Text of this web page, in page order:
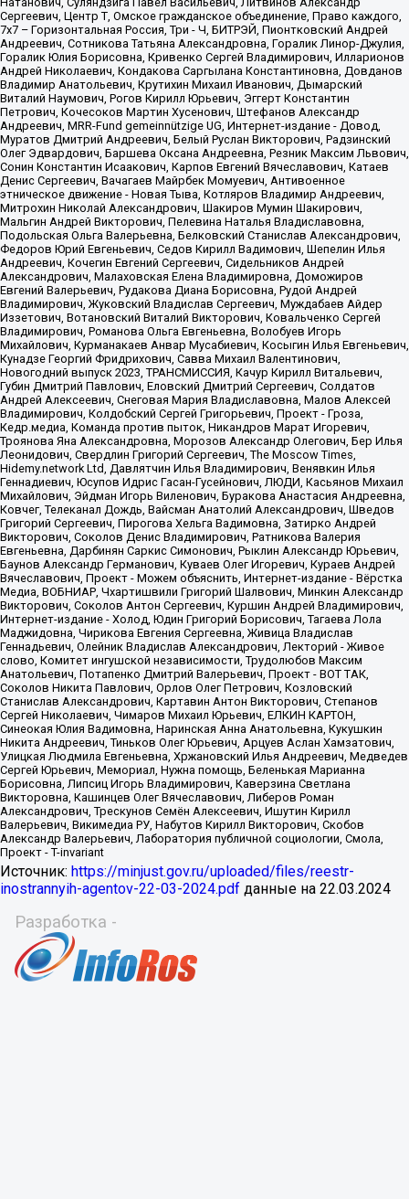
Источник: https://minjust.gov.ru/uploaded/files/reestr-
inostrannyih-agentov-22-03-2024.pdf данные на 22.03.2024
Разработка -